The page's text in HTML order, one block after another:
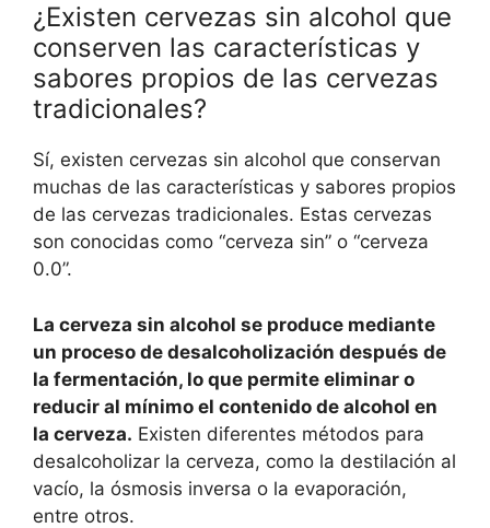
¿Existen cervezas sin alcohol que
conserven las características y
sabores propios de las cervezas
tradicionales?
Sí, existen cervezas sin alcohol que conservan
muchas de las características y sabores propios
de las cervezas tradicionales. Estas cervezas
son conocidas como “cerveza sin” o “cerveza
0.0”.
La cerveza sin alcohol se produce mediante
un proceso de desalcoholización después de
la fermentación, lo que permite eliminar o
reducir al mínimo el contenido de alcohol en
la cerveza. Existen diferentes métodos para
desalcoholizar la cerveza, como la destilación al
vacío, la ósmosis inversa o la evaporación,
entre otros.